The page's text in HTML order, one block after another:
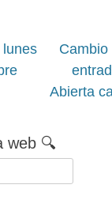
lunes
Siguiente
entrada:
Abierta
web 🔍